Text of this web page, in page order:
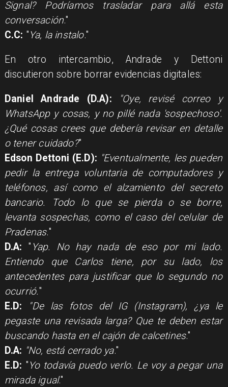
Signal? Podríamos trasladar para allá esta
conversación."
C.C: "Ya, la instalo."
En otro intercambio, Andrade y Dettoni
discutieron sobre borrar evidencias digitales:
Daniel Andrade (D.A):
"Oye, revisé correo y
WhatsApp y cosas, y no pillé nada 'sospechoso'.
¿Qué cosas crees que debería revisar en detalle
o tener cuidado?"
Edson Dettoni (E.D): "Eventualmente, les pueden
pedir la entrega voluntaria de computadores y
teléfonos, así como el alzamiento del secreto
bancario. Todo lo que se pierda o se borre,
levanta sospechas, como el caso del celular de
Pradenas."
D.A: " Yap. No hay nada de eso por mi lado.
Entiendo que Carlos tiene, por su lado, los
antecedentes para justificar que lo segundo no
ocurrió."
E.D:
"De las fotos del IG (Instagram), ¿ya le
pegaste una revisada larga? Que te deben estar
buscando hasta en el cajón de calcetines."
D.A: "No, está cerrado ya."
E.D: "Yo todavía puedo verlo. Le voy a pegar una
mirada igual."